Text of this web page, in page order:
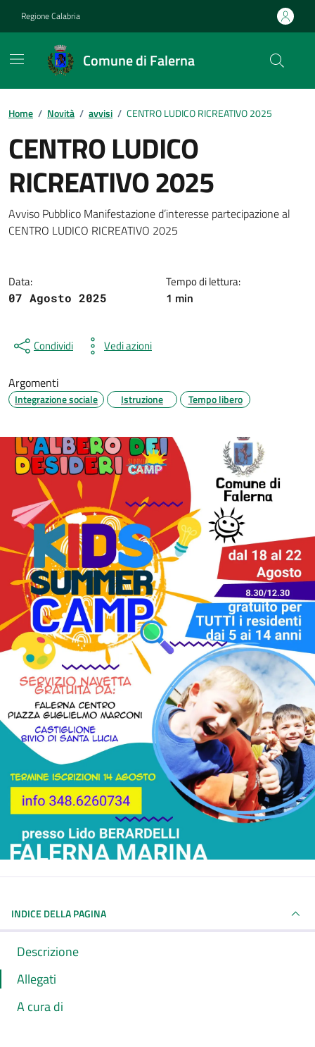
Regione Calabria
Comune di Falerna
Home / Novità / avvisi / CENTRO LUDICO RICREATIVO 2025
CENTRO LUDICO
RICREATIVO 2025
Dettagli della notizia
Avviso Pubblico Manifestazione d’interesse partecipazione al
CENTRO LUDICO RICREATIVO 2025
Data:
07 Agosto 2025
Tempo di lettura:
1 min
Condividi Vedi azioni
Argomenti
Integrazione sociale Istruzione Tempo libero
INDICE DELLA PAGINA
Descrizione
Allegati
A cura di